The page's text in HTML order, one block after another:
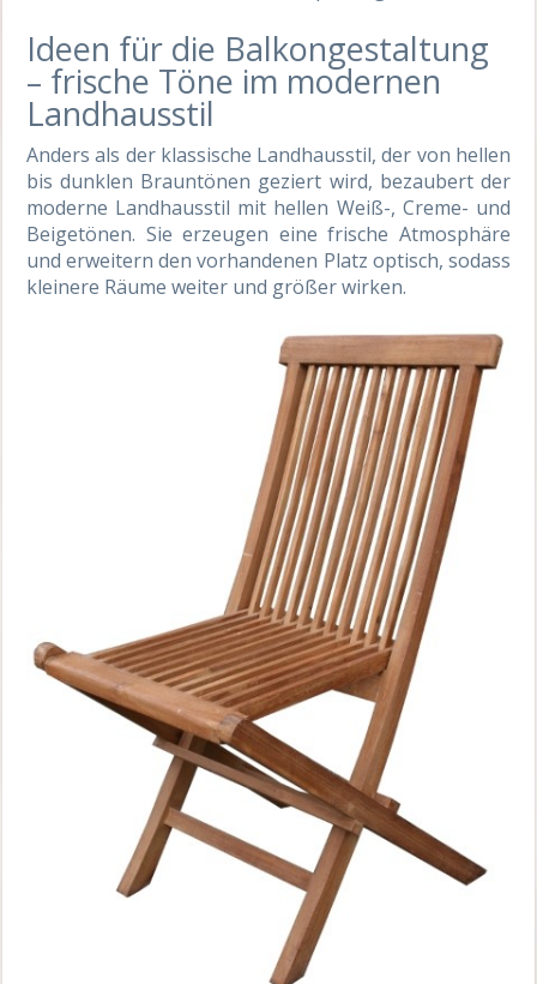
Ideen für die Balkongestaltung
– frische Töne im modernen
Landhausstil
Anders als der klassische Landhausstil, der von hellen
bis dunklen Brauntönen geziert wird, bezaubert der
moderne Landhausstil mit hellen Weiß-, Creme- und
Beigetönen. Sie erzeugen eine frische Atmosphäre
und erweitern den vorhandenen Platz optisch, sodass
kleinere Räume weiter und größer wirken.